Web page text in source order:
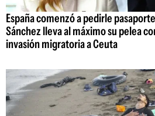
España comenzó a pedirle
Sánchez lleva al máximo su pelea
invasión migratoria a Ceuta